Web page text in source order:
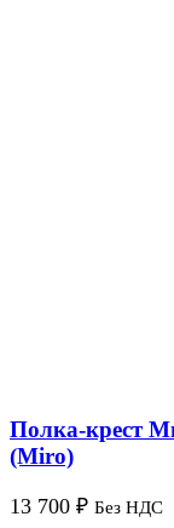
Полка-крест
(Miro)
13 700 ₽ Без НДС